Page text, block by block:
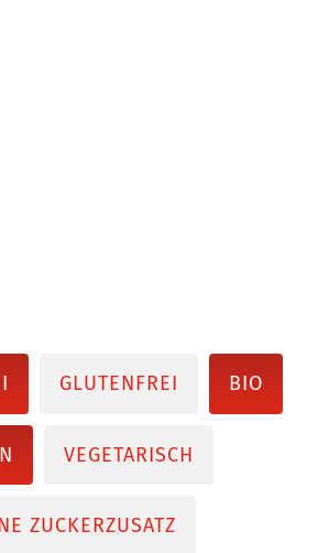
GLUTENFREI BIO
VEGETARISCH
ZUCKERZUSATZ